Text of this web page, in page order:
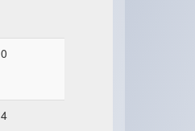
0
4